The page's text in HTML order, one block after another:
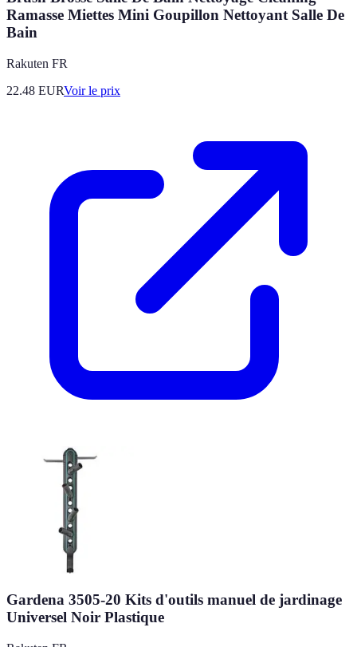
Ramasse Miettes Mini Goupillon Nettoyant Salle De
Bain
Rakuten FR
22.48 EURVoir le prix
Gardena 3505-20 Kits d'outils manuel de jardinage
Universel Noir Plastique